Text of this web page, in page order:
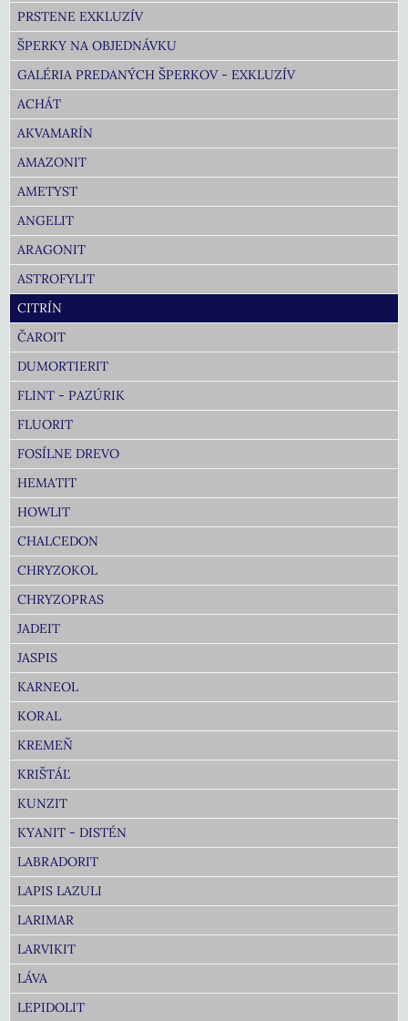
PRSTENE EXKLUZÍV
ŠPERKY NA OBJEDNÁVKU
GALÉRIA PREDANÝCH ŠPERKOV - EXKLUZÍV
ACHÁT
AKVAMARÍN
AMAZONIT
AMETYST
ANGELIT
ARAGONIT
ASTROFYLIT
CITRÍN
ČAROIT
DUMORTIERIT
FLINT - PAZÚRIK
FLUORIT
FOSÍLNE DREVO
HEMATIT
HOWLIT
CHALCEDON
CHRYZOKOL
CHRYZOPRAS
JADEIT
JASPIS
KARNEOL
KORAL
KREMEŇ
KRIŠTÁĽ
KUNZIT
KYANIT - DISTÉN
LABRADORIT
LAPIS LAZULI
LARIMAR
LARVIKIT
LÁVA
LEPIDOLIT